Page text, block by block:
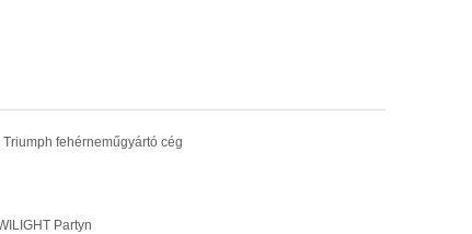
fehérneműgyártó cég
Partyn